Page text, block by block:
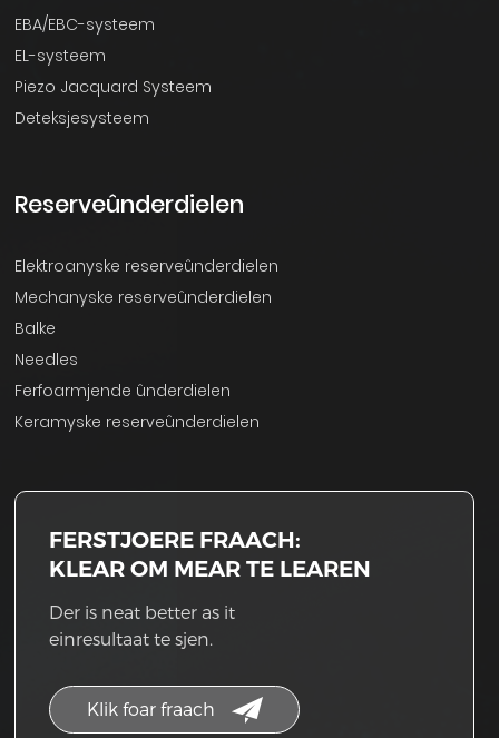
EBA/EBC-systeem
EL-systeem
Piezo Jacquard Systeem
Deteksjesysteem
Reserveûnderdielen
Elektroanyske reserveûnderdielen
Mechanyske reserveûnderdielen
Balke
Needles
Ferfoarmjende ûnderdielen
Keramyske reserveûnderdielen
FERSTJOERE FRAACH:
KLEAR OM MEAR TE LEAREN
Der is neat better as it
einresultaat te sjen.
Klik foar fraach